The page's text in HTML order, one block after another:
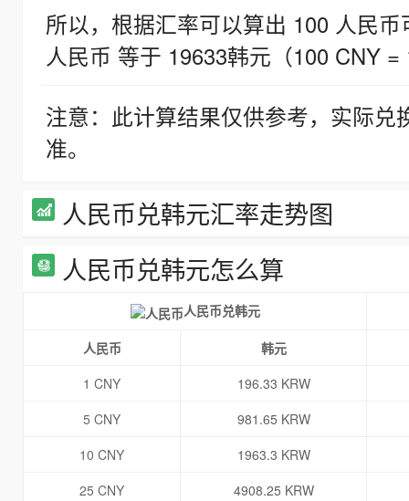
所以，根据汇率可以算出 100 人民
人民币 等于 19633韩元（100 CNY =
注意：此计算结果仅供参考，实际
准。
人民币兑韩元汇率走势图
人民币兑韩元怎么算
人民币兑韩元
人民币
韩元
1 CNY
196.33 KRW
5 CNY
981.65 KRW
10 CNY
1963.3 KRW
25 CNY
4908.25 KRW